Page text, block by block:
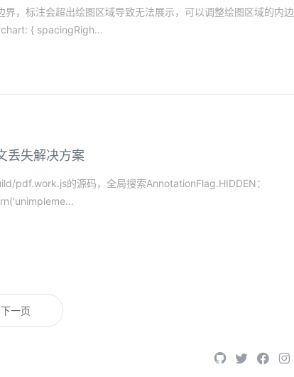
界，标注会超出绘图区域导致无法展示，可以调整绘图区域的内边
{ spacingRigh...
丢失解决方案
pdf.work.js的源码，全局搜索AnnotationFlag.HIDDEN：
下一页